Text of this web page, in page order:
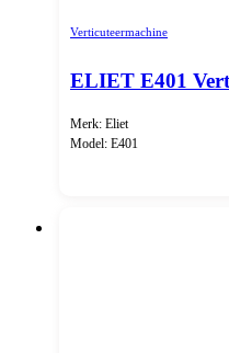
Verticuteermachine
ELIET E401
Merk: Eliet
Model: E401